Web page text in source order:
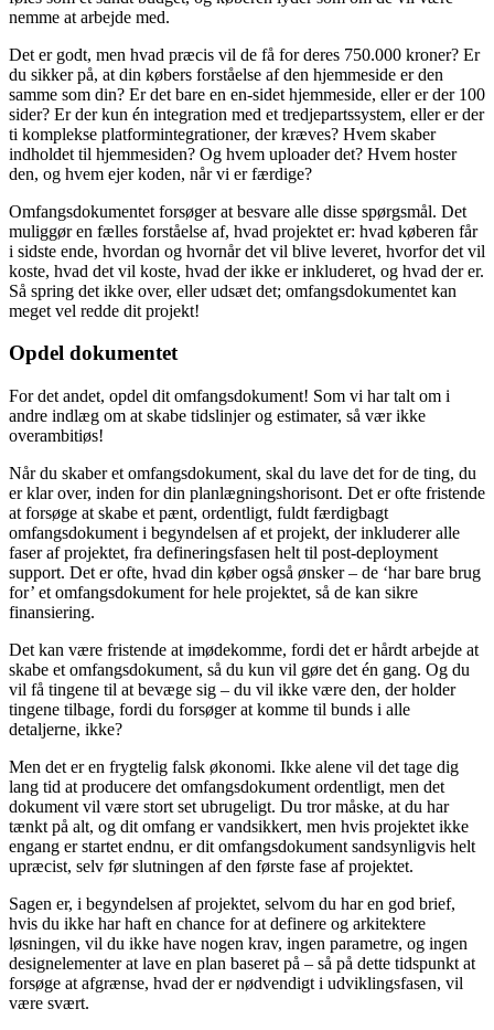
nemme at arbejde med.
Det er godt, men hvad præcis vil de få for deres 750.000 kroner? Er
du sikker på, at din købers forståelse af den hjemmeside er den
samme som din? Er det bare en en-sidet hjemmeside, eller er der 100
sider? Er der kun én integration med et tredjepartssystem, eller er der
ti komplekse platformintegrationer, der kræves? Hvem skaber
indholdet til hjemmesiden? Og hvem uploader det? Hvem hoster
den, og hvem ejer koden, når vi er færdige?
Omfangsdokumentet forsøger at besvare alle disse spørgsmål. Det
muliggør en fælles forståelse af, hvad projektet er: hvad køberen får
i sidste ende, hvordan og hvornår det vil blive leveret, hvorfor det vil
koste, hvad det vil koste, hvad der ikke er inkluderet, og hvad der er.
Så spring det ikke over, eller udsæt det; omfangsdokumentet kan
meget vel redde dit projekt!
Opdel dokumentet
For det andet, opdel dit omfangsdokument! Som vi har talt om i
andre indlæg om at skabe tidslinjer og estimater, så vær ikke
overambitiøs!
Når du skaber et omfangsdokument, skal du lave det for de ting, du
er klar over, inden for din planlægningshorisont. Det er ofte fristende
at forsøge at skabe et pænt, ordentligt, fuldt færdigbagt
omfangsdokument i begyndelsen af et projekt, der inkluderer alle
faser af projektet, fra defineringsfasen helt til post-deployment
support. Det er ofte, hvad din køber også ønsker – de ‘har bare brug
for’ et omfangsdokument for hele projektet, så de kan sikre
finansiering.
Det kan være fristende at imødekomme, fordi det er hårdt arbejde at
skabe et omfangsdokument, så du kun vil gøre det én gang. Og du
vil få tingene til at bevæge sig – du vil ikke være den, der holder
tingene tilbage, fordi du forsøger at komme til bunds i alle
detaljerne, ikke?
Men det er en frygtelig falsk økonomi. Ikke alene vil det tage dig
lang tid at producere det omfangsdokument ordentligt, men det
dokument vil være stort set ubrugeligt. Du tror måske, at du har
tænkt på alt, og dit omfang er vandsikkert, men hvis projektet ikke
engang er startet endnu, er dit omfangsdokument sandsynligvis helt
upræcist, selv før slutningen af den første fase af projektet.
Sagen er, i begyndelsen af projektet, selvom du har en god brief,
hvis du ikke har haft en chance for at definere og arkitektere
løsningen, vil du ikke have nogen krav, ingen parametre, og ingen
designelementer at lave en plan baseret på – så på dette tidspunkt at
forsøge at afgrænse, hvad der er nødvendigt i udviklingsfasen, vil
være svært.